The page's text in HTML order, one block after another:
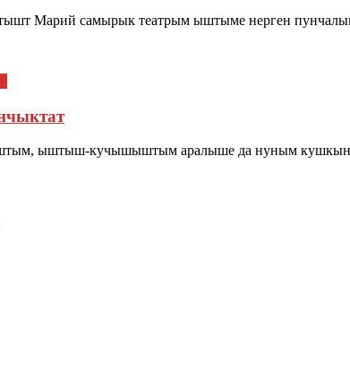
Марий самырык театрым ыштыме нерген
ыштыш-кучышыштым аралыше да нуным